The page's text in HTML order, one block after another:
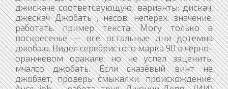
джискаче соответсвующую. варианты: дискач,
джескач Джобать , несов. неперех. значение:
работать. пример текста: Могу только в
воскресенье — все остальные дни дотемна
джобаю. Видел серебристого марка 90 в черно-
оранжевом оракале, но не успел заценить,
мчалсо джобать. Если сказёвый винт не
джобает, проверь смыкалки. происхождение: